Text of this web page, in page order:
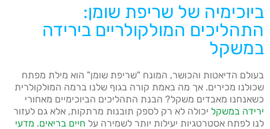
ביוכימיה של שריפת שומן:
התהליכים המולקולריים בירידה
במשקל
בעולם הדיאטות והכושר, המונח "שריפת שומן" הוא מילת מפתח
שכולנו מכירים. אך מה באמת קורה בגוף שלנו ברמה המולקולרית
כשאנחנו מאבדים משקל? הבנת התהליכים הביוכימיים מאחורי
ירידה במשקל יכולה לא רק לספק תובנות מרתקות, אלא גם לעזור
לנו לפתח אסטרטגיות יעילות יותר לשמירה על חיים בריאים. מדעי